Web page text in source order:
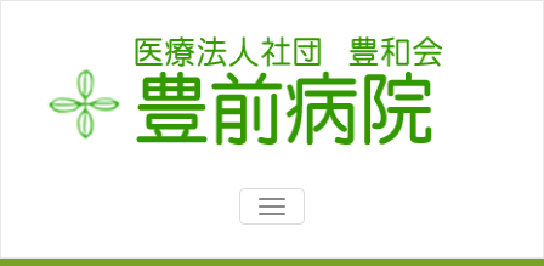
TOGGLE
NAVIGATION